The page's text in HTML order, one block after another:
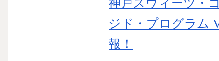
神戸スウィーツ・
ジド・プログラム
報！